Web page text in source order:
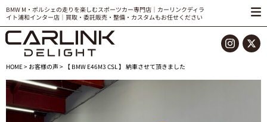
BMW M・ポルシェの走りを楽しむスポーツカー専門店｜カーリンクディラ
イト浦和インター店｜買取・委託販売・整備・カスタムもお任せください
HOME> お客様の声> 【 BMW E46M3 CSL 】 納車させて頂きました